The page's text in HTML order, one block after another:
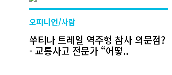
오피니언/사람
쑤티나 트레일 역주행 참사 의문점?
- 교통사고 전문가 “어떻..